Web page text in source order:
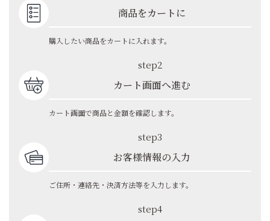
商品をカートに
購入したい商品をカートに入れます。
step2
カート画面へ進む
カート画面で商品と金額を確認します。
step3
お客様情報の入力
ご住所・連絡先・決済方法等を入力します。
step4